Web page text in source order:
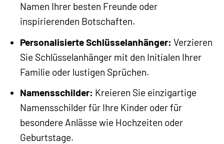
Namen Ihrer besten Freunde oder
inspirierenden Botschaften.
Personalisierte Schlüsselanhänger: Verzieren
Sie Schlüsselanhänger mit den Initialen Ihrer
Familie oder lustigen Sprüchen.
Namensschilder: Kreieren Sie einzigartige
Namensschilder für Ihre Kinder oder für
besondere Anlässe wie Hochzeiten oder
Geburtstage.